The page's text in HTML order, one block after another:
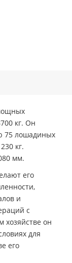
кг. Он
75 лошадиных
кг.
мм.
его
и
с
он
для
его